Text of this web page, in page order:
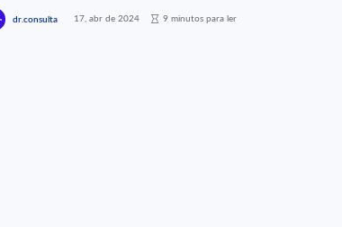
dr.consulta 17, abr de 2024 9 minutos para ler